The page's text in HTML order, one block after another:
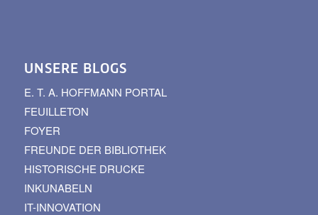
UNSERE BLOGS
E. T. A. HOFFMANN PORTAL
FEUILLETON
FOYER
FREUNDE DER BIBLIOTHEK
HISTORISCHE DRUCKE
INKUNABELN
IT-INNOVATION